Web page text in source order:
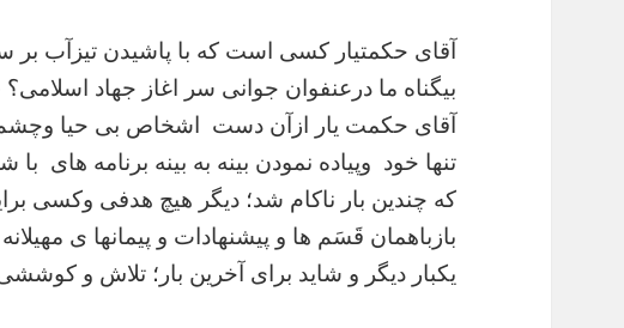
آقای حکمتیار کسی است که با پاشیدن تیزآب
بیگناه ما درعنفوان جوانی سر اغاز جهاد
آقای حکمت یار ازآن دست اشخاص بی حیا
تنها خود وپیاده نمودن بینه به بینه برنامه های
که چندین بار ناکام شد؛ دیگر هیچ هدفی وکسی
بازباهمان قَسَم ها و پیشنهادات و پیمانها ی
یکبار دیگر و شاید برای آخرین بار؛ تلاش و